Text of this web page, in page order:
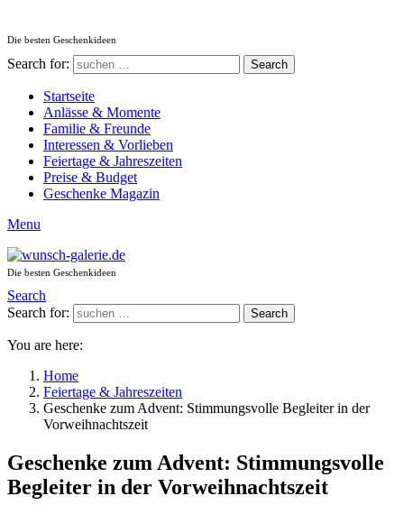
Die besten Geschenkideen
Search for: Search
Startseite
Anlässe & Momente
Familie & Freunde
Interessen & Vorlieben
Feiertage & Jahreszeiten
Preise & Budget
Geschenke Magazin
Menu
Die besten Geschenkideen
Search
Search for:
Search
You are here:
Home
Feiertage & Jahreszeiten
Geschenke zum Advent: Stimmungsvolle Begleiter in der
Vorweihnachtszeit
Geschenke zum Advent: Stimmungsvolle
Begleiter in der Vorweihnachtszeit